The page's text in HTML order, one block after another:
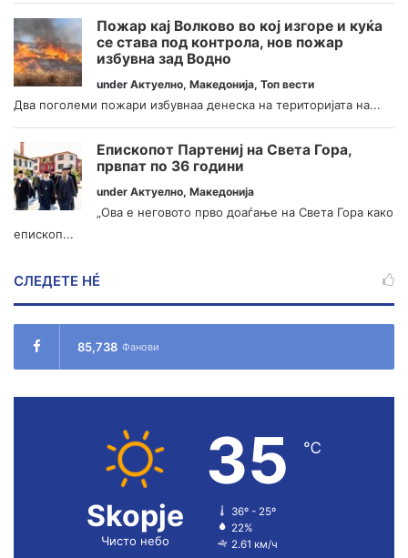
Пожар кај Волково во кој изгоре и куќа
се става под контрола, нов пожар
избувна зад Водно
under Актуелно, Македонија, Топ вести
Два поголеми пожари избувнаа денеска на територијата на...
Епископот Партениј на Света Гора,
првпат по 36 години
under Актуелно, Македонија
„Ова е неговото прво доаѓање на Света Гора како
епископ...
СЛЕДЕТЕ НÉ
85,738 Фанови
Skopje
Чисто небо
35 ℃
36º - 25º
22%
2.61 км/ч